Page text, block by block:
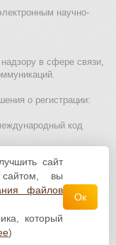
научно-
в сфере связи,
о регистрации:
код
для детей
обработки и
лицензии Creative
сайт
вы
файлов
который
)
Ок